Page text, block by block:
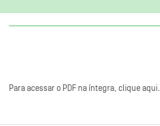
Para acessar o PDF na íntegra, clique aqui.